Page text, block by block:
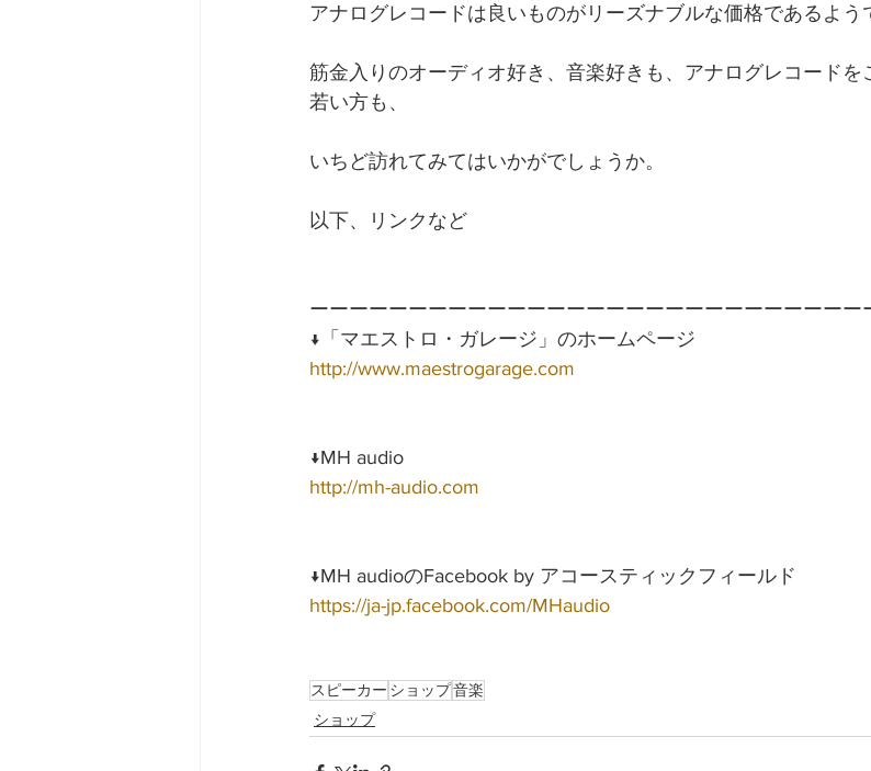
アナログレコードは良いものがリーズナブルな価格であるよう
筋金入りのオーディオ好き、音楽好きも、アナログレコードを
若い方も、
いちど訪れてみてはいかがでしょうか。
以下、リンクなど
ーーーーーーーーーーーーーーーーーーーーーーーーーーーー
↓「マエストロ・ガレージ」のホームページ
http://www.maestrogarage.com
↓MH audio
http://mh-audio.com
↓MH audioのFacebook by アコースティックフィールド
https://ja-jp.facebook.com/MHaudio
スピーカー ショップ音楽
ショップ